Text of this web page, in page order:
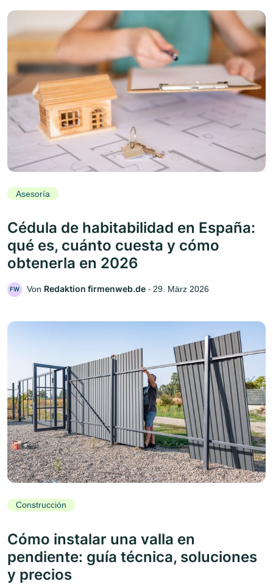
Asesoría
Cédula de habitabilidad en España:
qué es, cuánto cuesta y cómo
obtenerla en 2026
FW Von Redaktion firmenweb.de ‧ 29. März 2026
Construcción
Cómo instalar una valla en
pendiente: guía técnica, soluciones
y precios